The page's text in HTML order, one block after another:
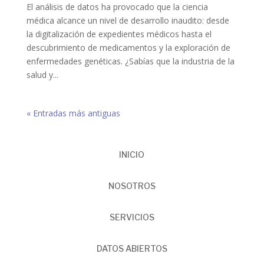
El análisis de datos ha provocado que la ciencia
médica alcance un nivel de desarrollo inaudito: desde
la digitalización de expedientes médicos hasta el
descubrimiento de medicamentos y la exploración de
enfermedades genéticas. ¿Sabías que la industria de la
salud y...
« Entradas más antiguas
INICIO
NOSOTROS
SERVICIOS
DATOS ABIERTOS